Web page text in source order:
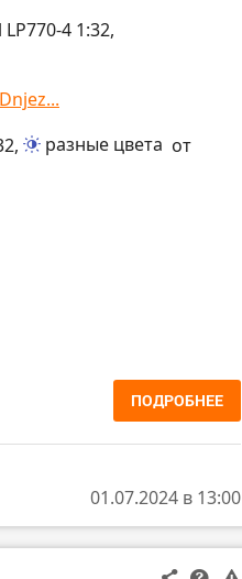
4 1:32,
разные цвета от
ПОДРОБНЕЕ
01.07.2024 в 13:00